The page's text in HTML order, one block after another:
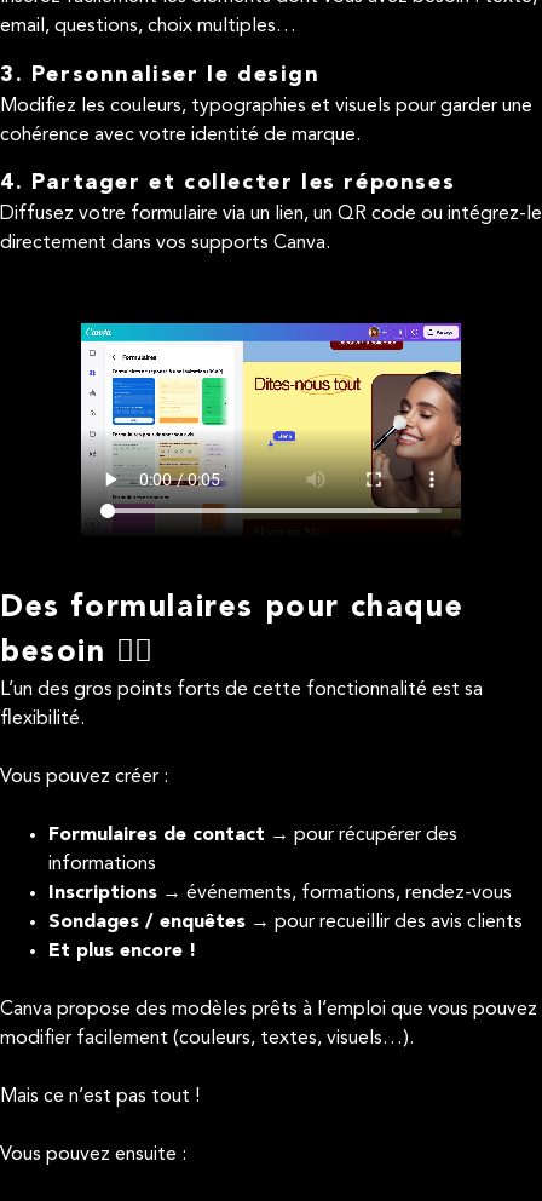
email, questions, choix multiples…
3. Personnaliser le design
Modifiez les couleurs, typographies et visuels pour garder une
cohérence avec votre identité de marque.
4. Partager et collecter les réponses
Diffusez votre formulaire via un lien, un QR code ou intégrez-le
directement dans vos supports Canva.
Des formulaires pour chaque
besoin 🤷‍♂️
L’un des gros points forts de cette fonctionnalité est sa
flexibilité.
Vous pouvez créer :
Formulaires de contact → pour récupérer des
informations
Inscriptions → événements, formations, rendez-vous
Sondages / enquêtes → pour recueillir des avis clients
Et plus encore !
Canva propose des modèles prêts à l’emploi que vous pouvez
modifier facilement (couleurs, textes, visuels…).
Mais ce n’est pas tout !
Vous pouvez ensuite :